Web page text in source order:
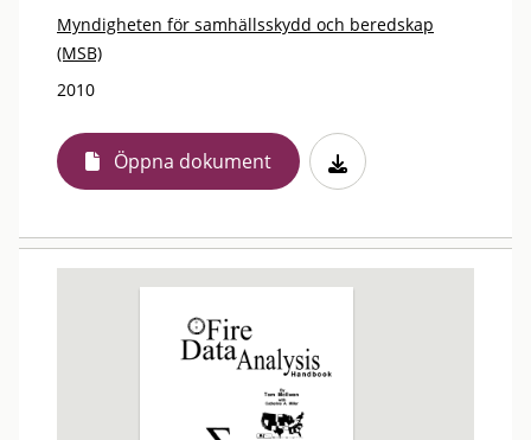
Myndigheten för samhällsskydd och beredskap
(MSB)
2010
Öppna dokument